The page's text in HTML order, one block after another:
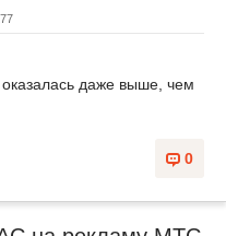
даже выше, чем
0